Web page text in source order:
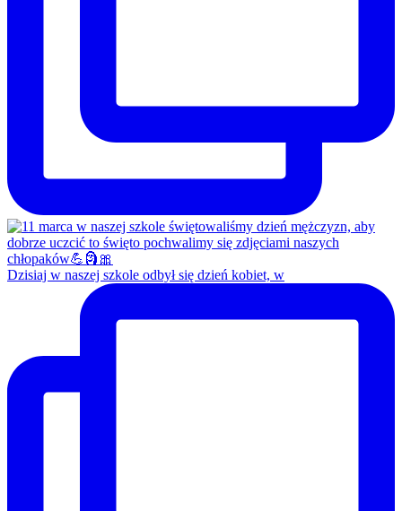
Dzisiaj w naszej szkole odbył się dzień kobiet, w